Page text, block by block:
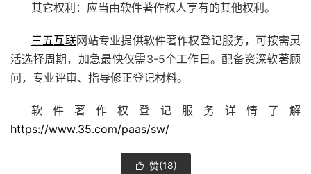
其它权利：应当由软件著作权人享有的其他权利。
三五互联网站专业提供软件著作权登记服务，可按需灵
活选择周期，加急最快仅需3-5个工作日。配备资深软著顾
问，专业评审、指导修正登记材料。
软件著作权登记服务详情了解
https://www.35.com/paas/sw/
 赞(18)